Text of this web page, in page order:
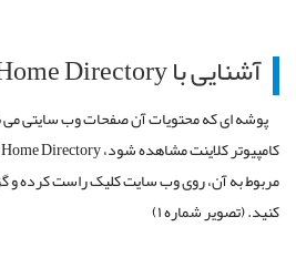
آشنایی با Home Directory
کنید. (تصویر شماره ۱)